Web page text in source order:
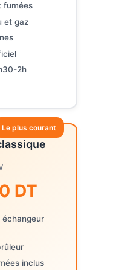
fumées
et gaz
2h
Le plus courant
DT
inclus